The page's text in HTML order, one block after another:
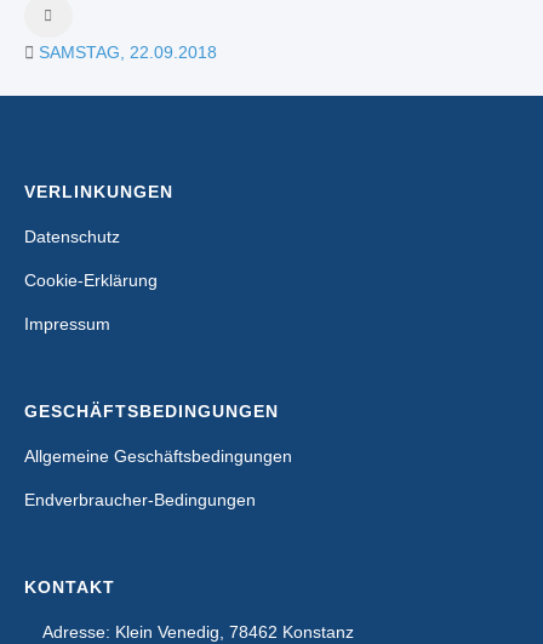
SAMSTAG, 22.09.2018
VERLINKUNGEN
Datenschutz
Cookie-Erklärung
Impressum
GESCHÄFTSBEDINGUNGEN
Allgemeine Geschäftsbedingungen
Endverbraucher-Bedingungen
KONTAKT
Adresse: Klein Venedig, 78462 Konstanz